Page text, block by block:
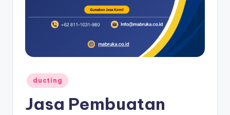
Posted
in
ducting
Jasa Pembuatan